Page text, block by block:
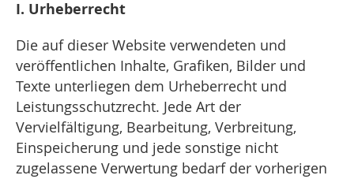
I. Urheberrecht
Die auf dieser Website verwendeten und
veröffentlichen Inhalte, Grafiken, Bilder und
Texte unterliegen dem Urheberrecht und
Leistungsschutzrecht. Jede Art der
Vervielfältigung, Bearbeitung, Verbreitung,
Einspeicherung und jede sonstige nicht
zugelassene Verwertung bedarf der vorherigen